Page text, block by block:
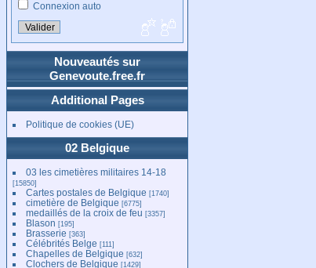
Connexion auto
Nouveautés sur
Genevoute.free.fr
Additional Pages
Politique de cookies (UE)
02 Belgique
03 les cimetières militaires 14-18
[15850]
Cartes postales de Belgique [1740]
cimetière de Belgique [6775]
medaillés de la croix de feu [3357]
Blason [195]
Brasserie [363]
Célébrités Belge [111]
Chapelles de Belgique [632]
Clochers de Belgique [1429]